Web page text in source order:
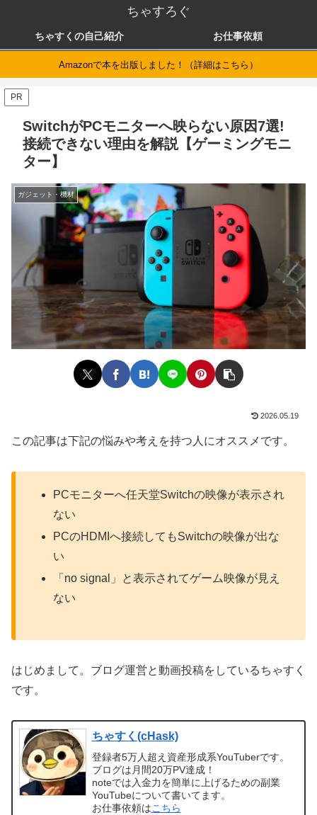
ちゃすろぐ
ちゃすくの自己紹介 お仕事依頼
Amazonで本を出版しました！（詳細はこちら）
PR
SwitchがPCモニターへ映らない原因7選!
接続できない理由を解説【ゲーミングモニ
ター】
ガジェット・機材
2026.05.19
この記事は下記の悩みや考えを持つ人にオススメです。
PCモニターへ任天堂Switchの映像が表示され
ない
PCのHDMIへ接続してもSwitchの映像が出な
い
「no signal」と表示されてゲーム映像が見え
ない
はじめまして。ブログ運営と動画投稿をしているちゃすく
です。
ちゃすく(cHask)
登録者5万人超え資産形成系YouTuberです。
ブログは月間20万PV達成！
noteでは入金力を簡単に上げるための副業
YouTubeについて書いてます。
お仕事依頼はこちら